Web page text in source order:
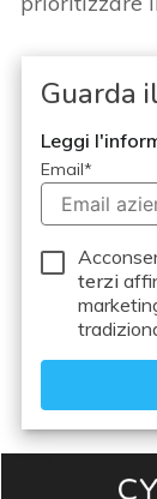
Guarda
Leggi
Email*
terzi